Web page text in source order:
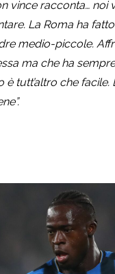
vince racconta… noi
La Roma ha
medio-piccole.
ma che ha
è tutt’altro che